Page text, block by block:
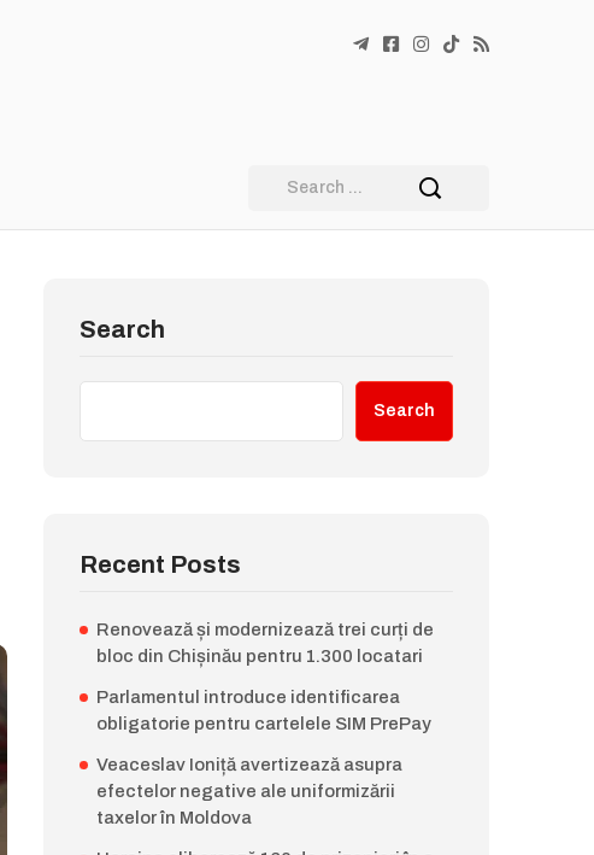
Search
Search
Recent Posts
Renovează și modernizează trei curți de
bloc din Chișinău pentru 1.300 locatari
Parlamentul introduce identificarea
obligatorie pentru cartelele SIM PrePay
Veaceslav Ioniță avertizează asupra
efectelor negative ale uniformizării
taxelor în Moldova